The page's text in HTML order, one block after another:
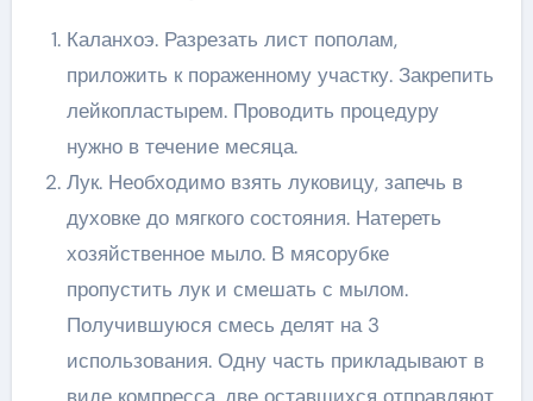
Каланхоэ. Разрезать лист пополам,
приложить к пораженному участку. Закрепить
лейкопластырем. Проводить процедуру
нужно в течение месяца.
Лук. Необходимо взять луковицу, запечь в
духовке до мягкого состояния. Натереть
хозяйственное мыло. В мясорубке
пропустить лук и смешать с мылом.
Получившуюся смесь делят на 3
использования. Одну часть прикладывают в
виде компресса, две оставшихся отправляют